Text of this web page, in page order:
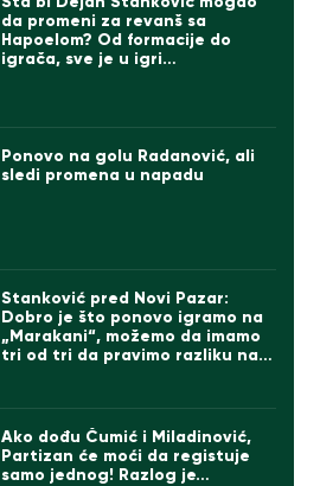
da promeni za revanš sa
Hapoelom? Od formacije do
igrača, sve je u igri…
Ponovo na golu Radanović, ali
sledi promena u napadu
Stanković pred Novi Pazar:
Dobro je što ponovo igramo na
„Marakani“, možemo da imamo
tri od tri da pravimo razliku na
Ako dođu Čumić i Miladinović,
Partizan će moći da registuje
samo jednog! Razlog je…